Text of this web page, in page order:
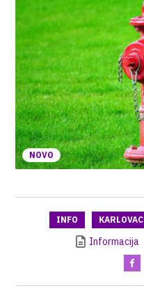
NOVO
INFO KARLOVAC
Informacija